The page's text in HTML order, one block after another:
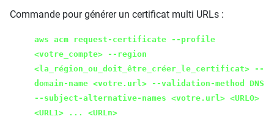
Commande pour générer un certificat multi URLs :
aws acm request-certificate --profile
<votre_compte> --region
<la_région_ou_doit_être_créer_le_certificat> --
domain-name <votre.url> --validation-method DNS
--subject-alternative-names <votre.url> <URLO>
<URL1> ... <URLn>